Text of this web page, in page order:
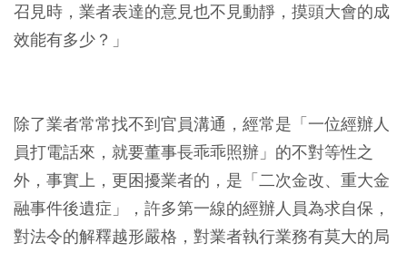
召見時，業者表達的意見也不見動靜，摸頭大會的成
效能有多少？」
除了業者常常找不到官員溝通，經常是「一位經辦人
員打電話來，就要董事長乖乖照辦」的不對等性之
外，事實上，更困擾業者的，是「二次金改、重大金
融事件後遺症」，許多第一線的經辦人員為求自保，
對法令的解釋越形嚴格，對業者執行業務有莫大的局